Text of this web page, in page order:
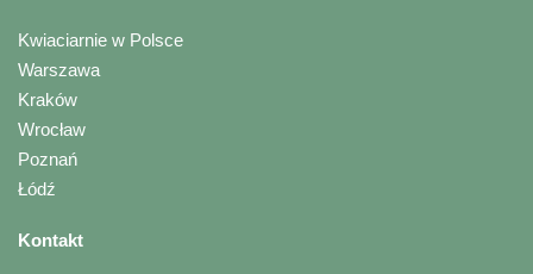
Kwiaciarnie w Polsce
Warszawa
Kraków
Wrocław
Poznań
Łódź
Kontakt